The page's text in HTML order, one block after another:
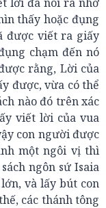
thấy hoặc đụng
được viết ra giấy
chạm đến nó
rằng, Lời của
được, vừa có thể
nào đó trên xác
viết lời của vua
con người được
một ngôi vị thì
ngôn sứ Isaia
và lấy bút con
các thánh tông